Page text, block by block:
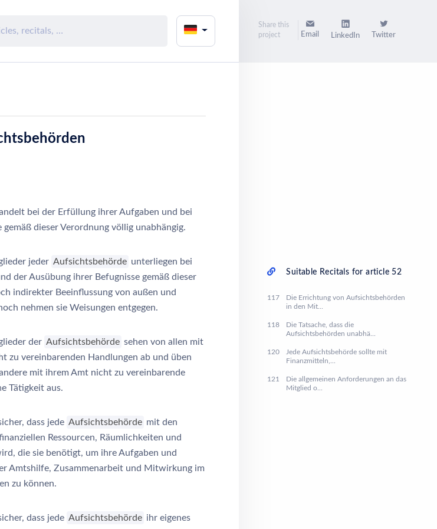
bei der Erfüllung ihrer Aufgaben und bei
dieser Verordnung völlig unabhängig.
jeder Aufsichtsbehörde unterliegen bei
der Ausübung ihrer Befugnisse gemäß dieser
indirekter Beeinflussung von außen und
nehmen sie Weisungen entgegen.
der Aufsichtsbehörde sehen von allen mit
zu vereinbarenden Handlungen ab und üben
mit ihrem Amt nicht zu vereinbarende
Tätigkeit aus.
dass jede Aufsichtsbehörde mit den
Ressourcen, Räumlichkeiten und
die sie benötigt, um ihre Aufgaben und
Amtshilfe, Zusammenarbeit und Mitwirkung im
zu können.
dass jede Aufsichtsbehörde ihr eigenes
Share this
project
Email LinkedIn Twitter
Suitable Recitals for article 52
117
Die Errichtung von Aufsichtsbehörden
in den Mit...
118
Die Tatsache, dass die
Aufsichtsbehörden unabhä...
120
Jede Aufsichtsbehörde sollte mit
Finanzmitteln,...
121
Die allgemeinen Anforderungen an das
Mitglied o...